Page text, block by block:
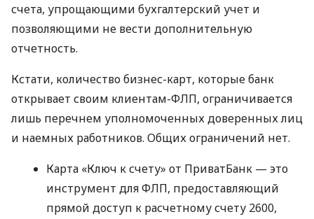
счета, упрощающими бухгалтерский учет и
позволяющими не вести дополнительную
отчетность.
Кстати, количество бизнес-карт, которые банк
открывает своим клиентам-ФЛП, ограничивается
лишь перечнем уполномоченных доверенных лиц
и наемных работников. Общих ограничений нет.
Карта «Ключ к счету» от ПриватБанк — это
инструмент для ФЛП, предоставляющий
прямой доступ к расчетному счету 2600,